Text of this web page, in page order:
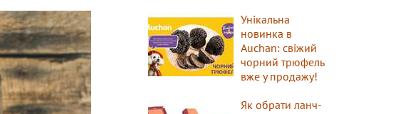
Унікальна
новинка в
Auchan: свіжий
чорний трюфель
вже у продажу!
Як обрати ланч-